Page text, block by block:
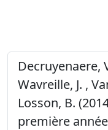
Decruyenaere,
Wavreille, J. ,
Losson, B.
première